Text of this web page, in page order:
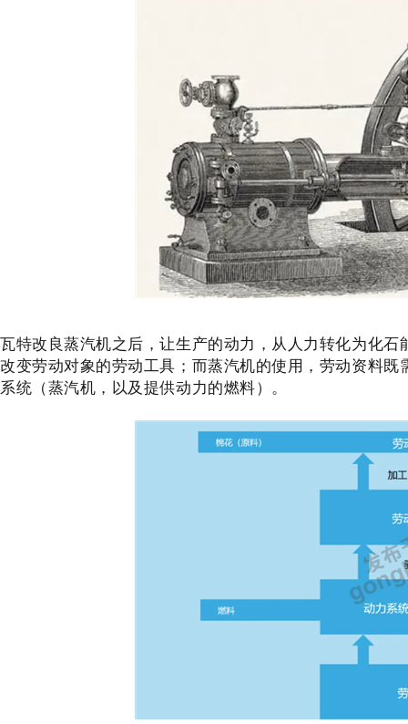
瓦特改良蒸汽机之后，让生产的动力，从人力转化为化
改变劳动对象的劳动工具；而蒸汽机的使用，劳动资料
系统（蒸汽机，以及提供动力的燃料）。